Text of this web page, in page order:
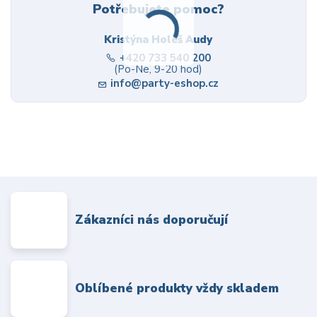
Potřebujete pomoc?
Kristýna Holeš Audy
+420 733 540 200
(Po-Ne, 9-20 hod)
info@party-eshop.cz
Zákazníci nás doporučují
Oblíbené produkty vždy skladem